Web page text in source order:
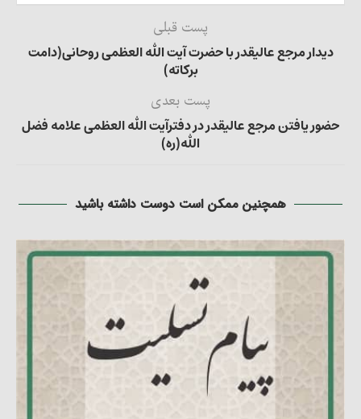
پست قبلی
دیدار مرجع عالیقدر با حضرت آیت الله العظمی روحانی(دامت
برکاته)
پست بعدی
حضور یافتن مرجع عالیقدر در دفترآیت الله العظمی علامه فضل
الله(ره)
همچنین ممکن است دوست داشته باشید